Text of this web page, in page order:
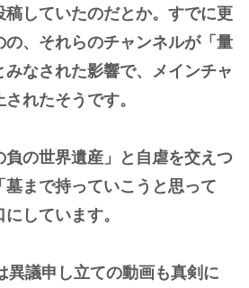
稿していたのだとか。すでに更
の、それらのチャンネルが「量
なされた影響で、メインチャ
れたそうです。
負の世界遺産」と自虐を交えつ
まで持っていこうと思って
しています。
異議申し立ての動画も真剣に